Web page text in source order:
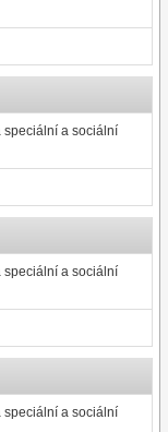
speciální a sociální
speciální a sociální
speciální a sociální